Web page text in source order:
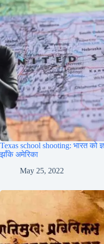
Texas school shooting: भारत को
झाँके अमेरिका
May 25, 2022